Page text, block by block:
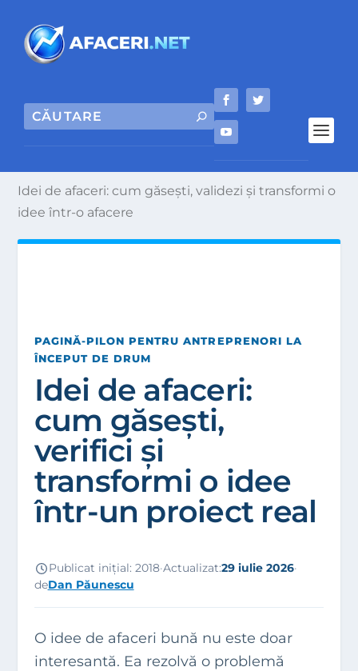
Idei de afaceri: cum găsești, validezi și transformi o
idee într-o afacere
PAGINĂ-PILON PENTRU ANTREPRENORI LA
ÎNCEPUT DE DRUM
Idei de afaceri:
cum găsești,
verifici și
transformi o idee
într-un proiect real
Publicat inițial: 2018·Actualizat:29 iulie 2026·
deDan Păunescu
O idee de afaceri bună nu este doar
interesantă. Ea rezolvă o problemă